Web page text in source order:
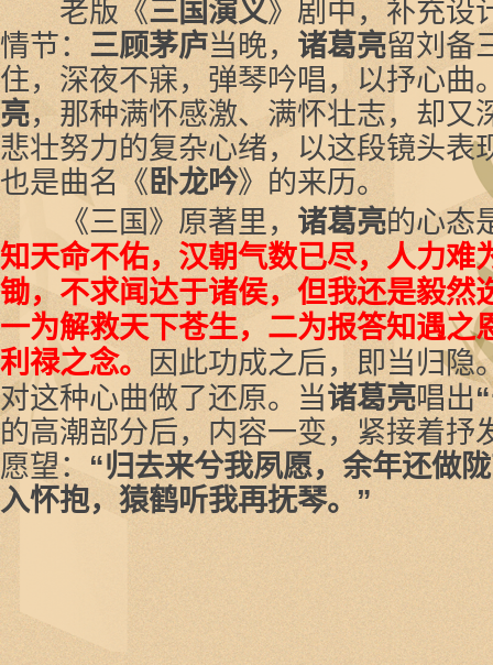
老版《三国演义》剧中，补充设
情节： 三顾茅庐当晚， 诸葛亮留刘备
住，深夜不寐，弹琴吟唱，以抒心曲
亮，那种满怀感激、满怀壮志，却又
悲壮努力的复杂心绪，以这段镜头表
也是曲名《卧龙吟》的来历。
《三国》原著里， 诸葛亮的心
知天命不佑，汉朝气数已尽，人力难
锄，不求闻达于诸侯，但我还是毅然
一为解救天下苍生，二为报答知遇之
利禄之念。
因此功成之后，即当归隐
对这种心曲做了还原。当诸葛亮唱出
的高潮部分后，内容一变，紧接着抒
愿望： “归去来兮我夙愿，余年还做
入怀抱，猿鹤听我再抚琴。”